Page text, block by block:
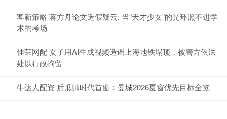
客新策略 蒋方舟论文造假疑云: 当“天才少女”的光环照不进学
术的考场
佳荣网配 女子用AI生成视频造谣上海地铁塌顶，被警方依法
处以行政拘留
牛达人配资 后瓜帅时代首窗：曼城2026夏窗优先目标全览